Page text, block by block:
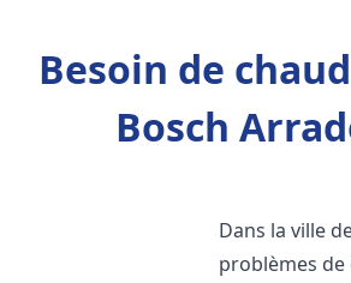
Besoin de
Bosch
Dans la ville
problèmes